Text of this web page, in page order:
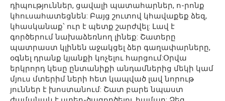
դիպություններ, ցավալի պատահարներ, ո-րոնք
կհուսահատեցնեն: Բայց շուտով կհավաքեք ձեզ,
կհասկանաք՝ ուր է պետք շարժվել: Լավ է
գործերում նախաձեռնող լինեք: Շատերը
պատրաստ կլինեն աջակցել ձեր գաղափարները,
օգնել դրանք կյանքի կոչելու հարցում:Օրվա
երկրորդ կեսը ընտանիքի անդամներից մեկի կամ
մյուս մտերիմ ների հետ կապված լավ նորութ
յուններ է խոստանում: Շատ բարե նպաստ